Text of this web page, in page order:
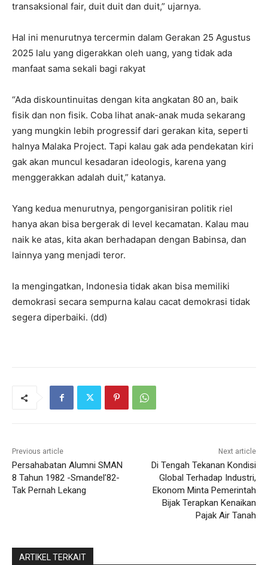
transaksional fair, duit duit dan duit,” ujarnya.
Hal ini menurutnya tercermin dalam Gerakan 25 Agustus
2025 lalu yang digerakkan oleh uang, yang tidak ada
manfaat sama sekali bagi rakyat
“Ada diskountinuitas dengan kita angkatan 80 an, baik
fisik dan non fisik. Coba lihat anak-anak muda sekarang
yang mungkin lebih progressif dari gerakan kita, seperti
halnya Malaka Project. Tapi kalau gak ada pendekatan kiri
gak akan muncul kesadaran ideologis, karena yang
menggerakkan adalah duit,” katanya.
Yang kedua menurutnya, pengorganisiran politik riel
hanya akan bisa bergerak di level kecamatan. Kalau mau
naik ke atas, kita akan berhadapan dengan Babinsa, dan
lainnya yang menjadi teror.
Ia mengingatkan, Indonesia tidak akan bisa memiliki
demokrasi secara sempurna kalau cacat demokrasi tidak
segera diperbaiki. (dd)
Previous article
Persahabatan Alumni SMAN
8 Tahun 1982 -Smandel’82-
Tak Pernah Lekang
Next article
Di Tengah Tekanan Kondisi
Global Terhadap Industri,
Ekonom Minta Pemerintah
Bijak Terapkan Kenaikan
Pajak Air Tanah
ARTIKEL TERKAIT